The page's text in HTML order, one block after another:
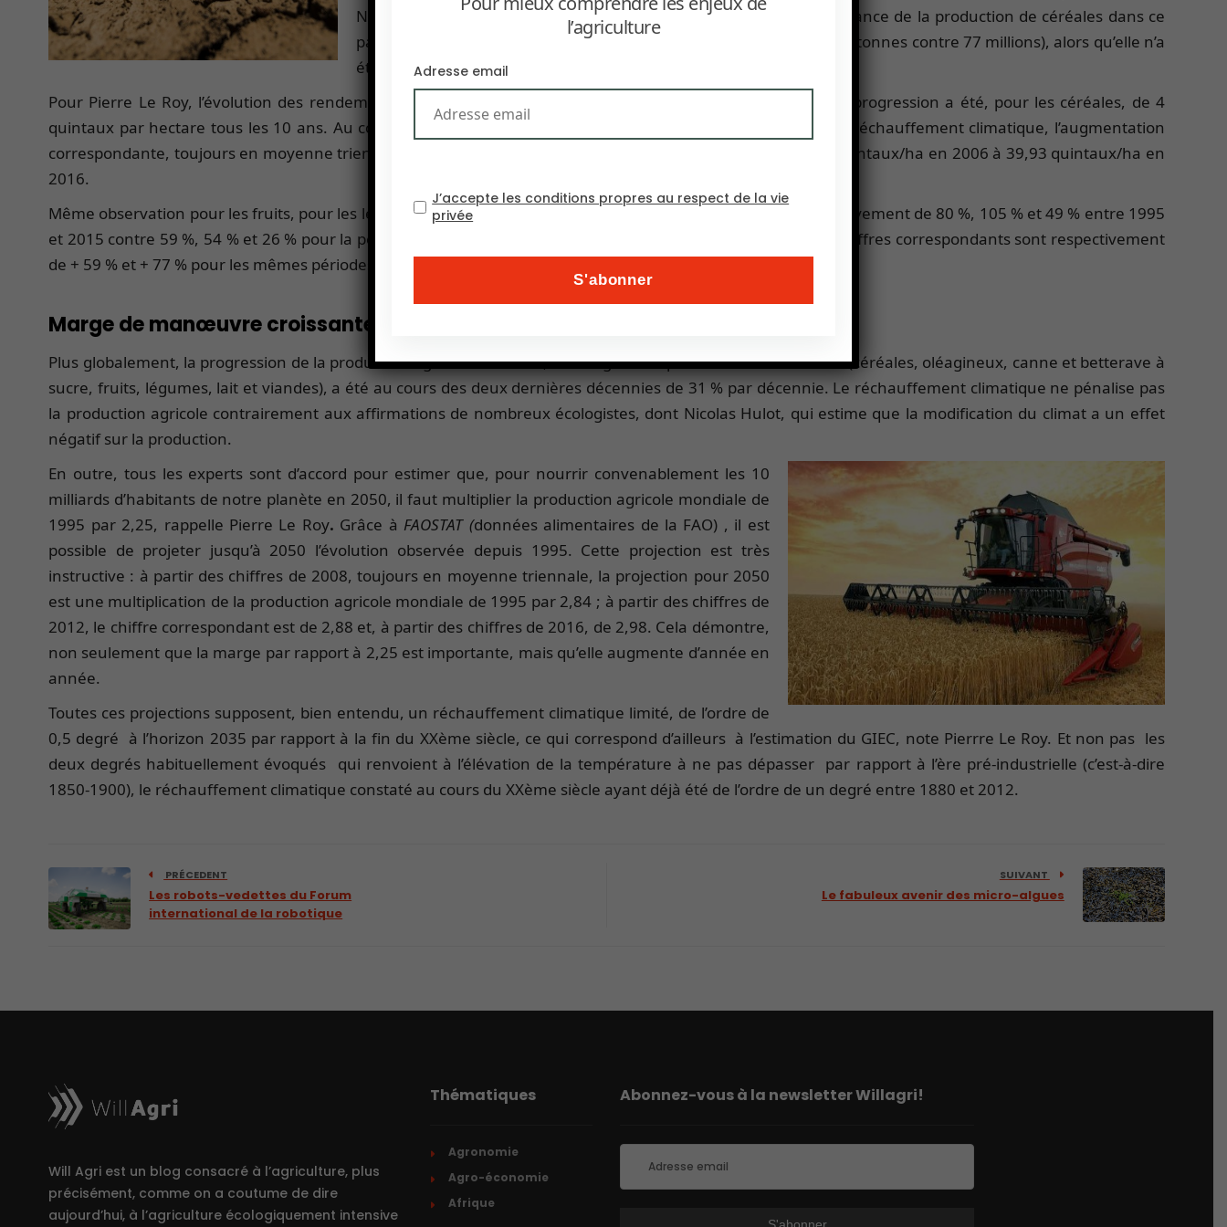
Nord profite très largement du réchauffement climatique : la croissance de la production de céréales dans ce
pays au cours de la dernière décennie a été de 52 % (117 millions de tonnes contre 77 millions), alors qu’elle n’a
été « que » de 27 % en moyenne mondiale.
Pour Pierre Le Roy, l’évolution des rendements est encore plus significative. Depuis les années 1960, cette progression a été, pour les céréales, de 4
quintaux par hectare tous les 10 ans. Au cours de la dernière décennie, marquée par une accentuation du réchauffement climatique, l’augmentation
correspondante, toujours en moyenne triennale, est proche de 7 quintaux, puisqu’elle est passée de 33,16 quintaux/ha en 2006 à 39,93 quintaux/ha en
2016.
Même observation pour les fruits, pour les légumes et pour le lait. La croissance de la production a été respectivement de 80 %, 105 % et 49 % entre 1995
et 2015 contre 59 %, 54 % et 26 % pour la période 1975-1995. Seules les viandes font exception puisque les chiffres correspondants sont respectivement
de + 59 % et + 77 % pour les mêmes périodes.
Marge de manœuvre croissante
Plus globalement, la progression de la production agricole mondiale, toutes grandes productions confondues (céréales, oléagineux, canne et betterave à
sucre, fruits, légumes, lait et viandes), a été au cours des deux dernières décennies de 31 % par décennie. Le réchauffement climatique ne pénalise pas
la production agricole contrairement aux affirmations de nombreux écologistes, dont Nicolas Hulot, qui estime que la modification du climat a un effet
négatif sur la production.
En outre, tous les experts sont d’accord pour estimer que, pour nourrir convenablement les 10
milliards d’habitants de notre planète en 2050, il faut multiplier la production agricole mondiale de
1995 par 2,25, rappelle Pierre Le Roy. Grâce à FAOSTAT (données alimentaires de la FAO) , il est
possible de projeter jusqu’à 2050 l’évolution observée depuis 1995. Cette projection est très
instructive : à partir des chiffres de 2008, toujours en moyenne triennale, la projection pour 2050
est une multiplication de la production agricole mondiale de 1995 par 2,84 ; à partir des chiffres de
2012, le chiffre correspondant est de 2,88 et, à partir des chiffres de 2016, de 2,98. Cela démontre,
non seulement que la marge par rapport à 2,25 est importante, mais qu’elle augmente d’année en
année.
Toutes ces projections supposent, bien entendu, un réchauffement climatique limité, de l’ordre de
0,5 degré à l’horizon 2035 par rapport à la fin du XXème siècle, ce qui correspond d’ailleurs à l’estimation du GIEC, note Pierrre Le Roy. Et non pas les
deux degrés habituellement évoqués qui renvoient à l’élévation de la température à ne pas dépasser par rapport à l’ère pré-industrielle (c’est-à-dire
1850-1900), le réchauffement climatique constaté au cours du XXème siècle ayant déjà été de l’ordre de un degré entre 1880 et 2012.
PRÉCEDENT
Les robots-vedettes du Forum
international de la robotique
SUIVANT
Le fabuleux avenir des micro-algues
Will Agri est un blog consacré à l’agriculture, plus
précisément, comme on a coutume de dire
aujourd’hui, à l’agriculture écologiquement intensive
Thématiques
Agronomie
Agro-économie
Afrique
Abonnez-vous à la newsletter Willagri!
l’agriculture
Adresse email
J’accepte les conditions propres au respect de la vie
privée